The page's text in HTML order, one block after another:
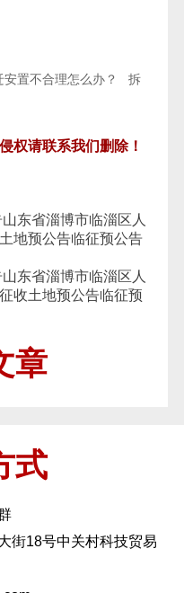
安置不合理怎么办？
拆
权请联系我们删除！
东省淄博市临淄区人
地预公告临征预公告
东省淄博市临淄区人
收土地预公告临征预
章
式
街18号中关村科技贸易